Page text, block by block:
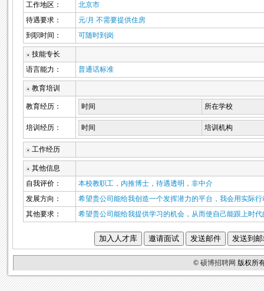
工作地区：
北京市
待遇要求：
元/月 不需要提供住房
到职时间：
可随时到岗
技能专长
语言能力：
普通话标准
教育培训
教育经历： 时间 所在学校
培训经历： 时间 培训机构
工作经历
其他信息
自我评价：
本校教职工，内推博士，待遇透明，非中介
发展方向：
希望贵公司能给我创造一个发挥潜力的平台，我会用实际
其他要求：
希望贵公司能给我提供学习的机会，从而使自己能跟上时代
© 硕博招聘网 版权所